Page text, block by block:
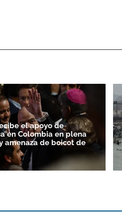
el apoyo de
en Colombia en plena
amenaza de boicot de